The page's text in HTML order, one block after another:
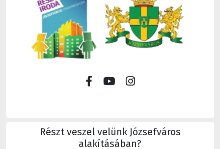
Részt veszel velünk Józsefváros
alakításában?